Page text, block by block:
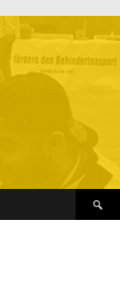
Suchen
nach: